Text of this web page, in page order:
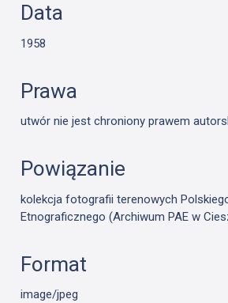
Data
1958
Prawa
utwór nie jest chroniony prawem
Powiązanie
kolekcja fotografii terenowych
Etnograficznego (Archiwum PAE w
Format
image/jpeg